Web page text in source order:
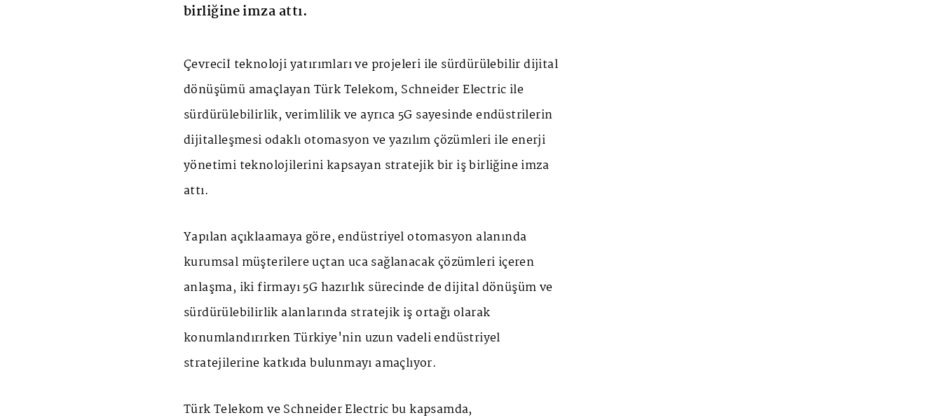
birliğine imza attı.
Çevreciİ teknoloji yatırımları ve projeleri ile sürdürülebilir dijital
dönüşümü amaçlayanTürk Telekom, Schneider Electric ile
sürdürülebilirlik, verimlilik ve ayrıca 5G sayesinde endüstrilerin
dijitalleşmesi odaklı otomasyon ve yazılım çözümleri ile enerji
yönetimi teknolojilerini kapsayan stratejik bir iş birliğine imza
attı.
Yapılan açıklaamaya göre, endüstriyel otomasyon alanında
kurumsal müşterilere uçtan uca sağlanacak çözümleri içeren
anlaşma, iki firmayı 5G hazırlık sürecinde de dijital dönüşüm ve
sürdürülebilirlik alanlarında stratejik iş ortağı olarak
konumlandırırken Türkiye'nin uzun vadeli endüstriyel
stratejilerine katkıda bulunmayı amaçlıyor.
Türk Telekom ve Schneider Electric bu kapsamda,